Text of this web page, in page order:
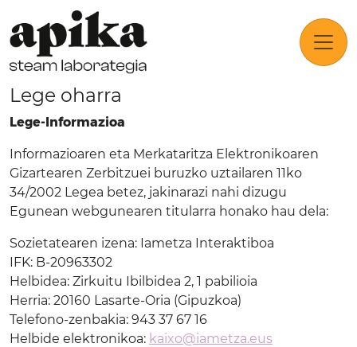
Lege oharra
Lege-Informazioa
Informazioaren eta Merkataritza Elektronikoaren
Gizartearen Zerbitzuei buruzko uztailaren 11ko
34/2002 Legea betez, jakinarazi nahi dizugu
Egunean webgunearen titularra honako hau dela:
Sozietatearen izena: Iametza Interaktiboa
IFK: B-20963302
Helbidea: Zirkuitu Ibilbidea 2, 1 pabilioia
Herria: 20160 Lasarte-Oria (Gipuzkoa)
Telefono-zenbakia: 943 37 67 16
Helbide elektronikoa: kaixo@iametza.eus